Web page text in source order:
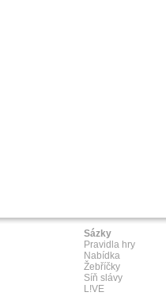
Sázky
Pravidla hry
Nabídka
Žebříčky
Síň slávy
L!VE